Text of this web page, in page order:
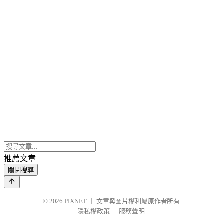
推薦文章
關閉搜尋
© 2026 PIXNET
文章與圖片權利屬原作者所有
隱私權政策
服務聲明